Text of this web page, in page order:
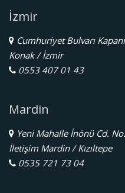
İzmir
Cumhuriyet Bulvarı
Konak / İzmir
0553 407 01 43
Mardin
Yeni Mahalle İnönü Cd.
İletişim Mardin / Kızıltepe
0535 721 73 04